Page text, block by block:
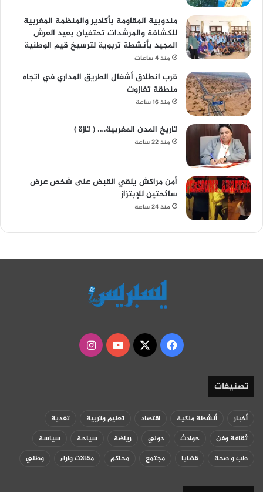
مندوبية المقاومة بأكادير والمنظمة المغربية
للكشافة والمرشدات تحتفيان بعيد العرش
المجيد بأنشطة تربوية لترسيخ قيم الوطنية
منذ 4 ساعات
قرب انطلاق أشغال الطريق المداري في اتجاه
منطقة تغازوت
منذ 16 ساعة
تاريخ المدن المغربية…. ( تازة )
منذ 22 ساعة
أمن مراكش يلقي القبض على شخص عرض
سائحتين للإبتزاز
منذ 24 ساعة
فيسبوك
‫X
‫YouTubeانستقرام
تصنيفات
أخبار أنشطة ملكية اقتصاد تعليم وتربية
تغدية
ثقافة وفن
حوادث دولي رياضة سياحة
سياسة
طب و صحة
قضايا مجتمع محاكم مقالات واراء وطني